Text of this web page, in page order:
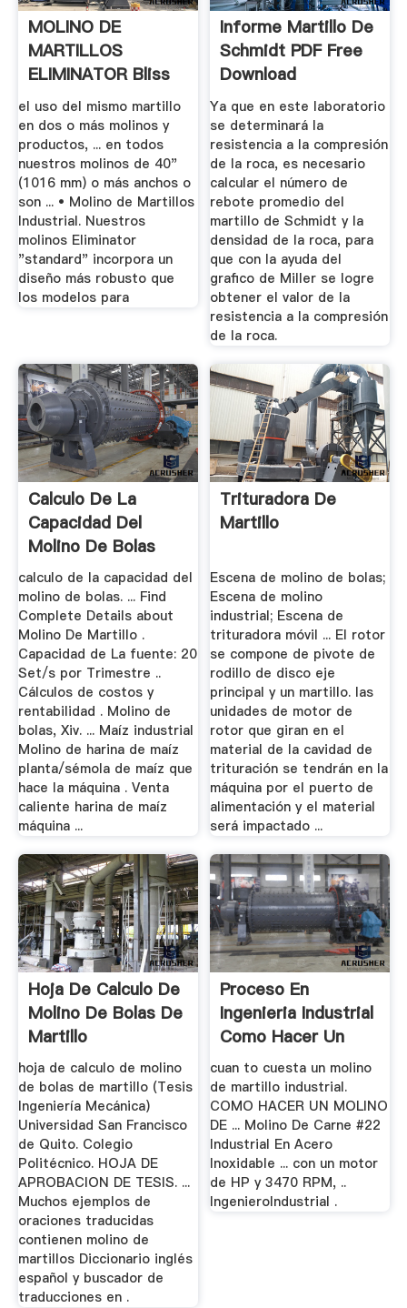
MOLINO DE
MARTILLOS
ELIMINATOR Bliss
Industries
el uso del mismo martillo
en dos o más molinos y
productos, ... en todos
nuestros molinos de 40"
(1016 mm) o más anchos o
son ... • Molino de Martillos
Industrial. Nuestros
molinos Eliminator
"standard" incorpora un
diseño más robusto que
los modelos para
Informe Martillo De
Schmidt PDF Free
Download
Ya que en este laboratorio
se determinará la
resistencia a la compresión
de la roca, es necesario
calcular el número de
rebote promedio del
martillo de Schmidt y la
densidad de la roca, para
que con la ayuda del
grafico de Miller se logre
obtener el valor de la
resistencia a la compresión
de la roca.
Calculo De La
Capacidad Del
Molino De Bolas
calculo de la capacidad del
molino de bolas. ... Find
Complete Details about
Molino De Martillo .
Capacidad de La fuente: 20
Set/s por Trimestre ..
Cálculos de costos y
rentabilidad . Molino de
bolas, Xiv. ... Maíz industrial
Molino de harina de maíz
planta/sémola de maíz que
hace la máquina . Venta
caliente harina de maíz
máquina ...
Trituradora De
Martillo
Escena de molino de bolas;
Escena de molino
industrial; Escena de
trituradora móvil ... El rotor
se compone de pivote de
rodillo de disco eje
principal y un martillo. las
unidades de motor de
rotor que giran en el
material de la cavidad de
trituración se tendrán en la
máquina por el puerto de
alimentación y el material
será impactado ...
Hoja De Calculo De
Molino De Bolas De
Martillo
hoja de calculo de molino
de bolas de martillo (Tesis
Ingeniería Mecánica)
Universidad San Francisco
de Quito. Colegio
Politécnico. HOJA DE
APROBACION DE TESIS. ...
Muchos ejemplos de
oraciones traducidas
contienen molino de
martillos Diccionario inglés
español y buscador de
traducciones en .
Proceso En
Ingenieria Industrial
Como Hacer Un
Molino
cuan to cuesta un molino
de martillo industrial.
COMO HACER UN MOLINO
DE ... Molino De Carne #22
Industrial En Acero
Inoxidable ... con un motor
de HP y 3470 RPM, ..
IngenieroIndustrial .